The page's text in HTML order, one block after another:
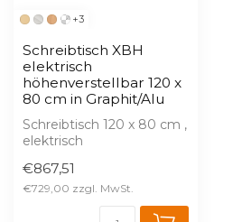
+3
Schreibtisch XBH
elektrisch
höhenverstellbar 120 x
80 cm in Graphit/Alu
Schreibtisch 120 x 80 cm ,
elektrisch
Arbeitshöhe 65 - 130 c...
€867,51
€729,00